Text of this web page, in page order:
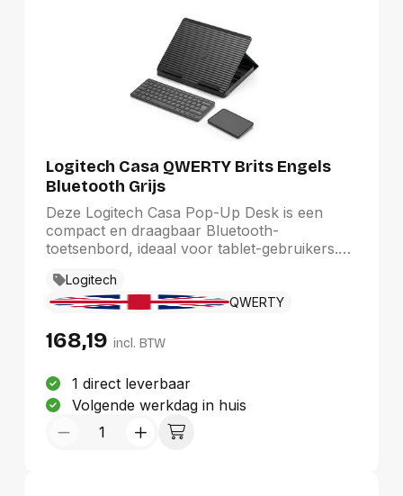
Logitech Casa QWERTY Brits Engels
Bluetooth Grijs
Deze Logitech Casa Pop-Up Desk is een
compact en draagbaar Bluetooth-
toetsenbord, ideaal voor tablet-gebruikers.
gebruiksgemak voor snelle typsessies. Het
toetsenbord verbindt draadloos via
kunt blijven. Het compacte en opvouwbare
nemen. Of je nu thuis, op kantoor of
onderweg werkt, dit toetsenbord kan een
waardevolle aanvulling zijn op je tablet-
ervaring.
Logitech
QWERTY
168,19 incl. BTW
1 direct leverbaar
Volgende werkdag in huis